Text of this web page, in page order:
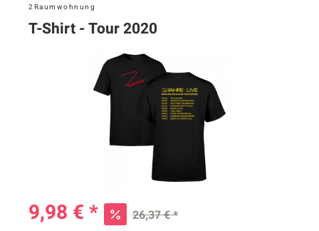
2Raumwohnung
T-Shirt - Tour 2020
9,98 € * 26,37 € *